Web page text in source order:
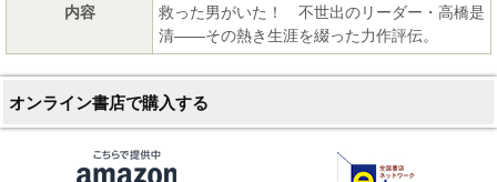
内容
救った男がいた！ 不世出のリーダー・高橋是
清――その熱き生涯を綴った力作評伝。
オンライン書店で購入する